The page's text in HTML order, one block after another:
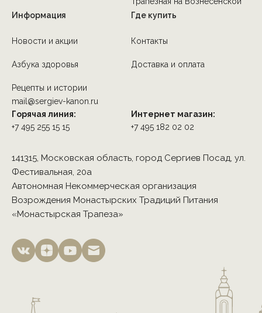
Информация
Новости и акции
Азбука здоровья
Рецепты и истории
Где купить
Контакты
Доставка и оплата
Горячая линия:
+7 495 255 15 15
Интернет магазин:
+7 495 182 02 02
mail@sergiev-kanon.ru
141315, Московская область, город Сергиев Посад, ул.
Фестивальная, 20а
Автономная Некоммерческая организация
Возрождения Монастырских Традиций Питания
«Монастырская Трапеза»